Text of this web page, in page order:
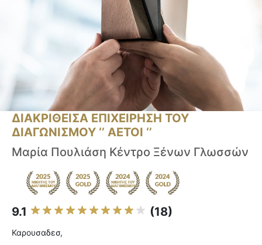
ΔΙΑΚΡΙΘΕΙΣΑ ΕΠΙΧΕΙΡΗΣΗ ΤΟΥ
ΔΙΑΓΩΝΙΣΜΟΥ ‘’ ΑΕΤΟΙ ‘’
Μαρία Πουλιάση Κέντρο Ξένων Γλωσσών
9.1 (18)
Καρουσαδεσ,